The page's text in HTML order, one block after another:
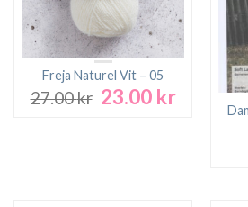
Freja Naturel Vit – 05
27.00kr Det
23.00 krDet